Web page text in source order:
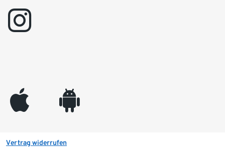
instagram
appleinc android
Vertrag widerrufen